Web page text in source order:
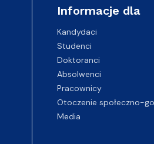
Informacje dla
Kandydaci
Studenci
Doktoranci
Absolwenci
Pracownicy
Otoczenie społeczno-
Media